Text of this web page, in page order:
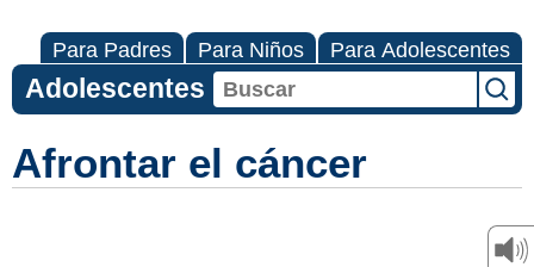
Para Padres Para Niños Para Adolescentes
Adolescentes
Afrontar el cáncer